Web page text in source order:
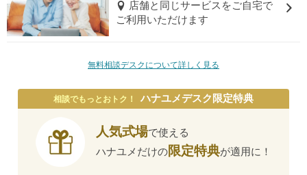
店舗と同じサービスをご自宅で
ご利用いただけます
無料相談デスクについて詳しく見る
相談でもっとおトク！ ハナユメデスク限定特典
人気式場で使える
ハナユメだけの限定特典が適用に！